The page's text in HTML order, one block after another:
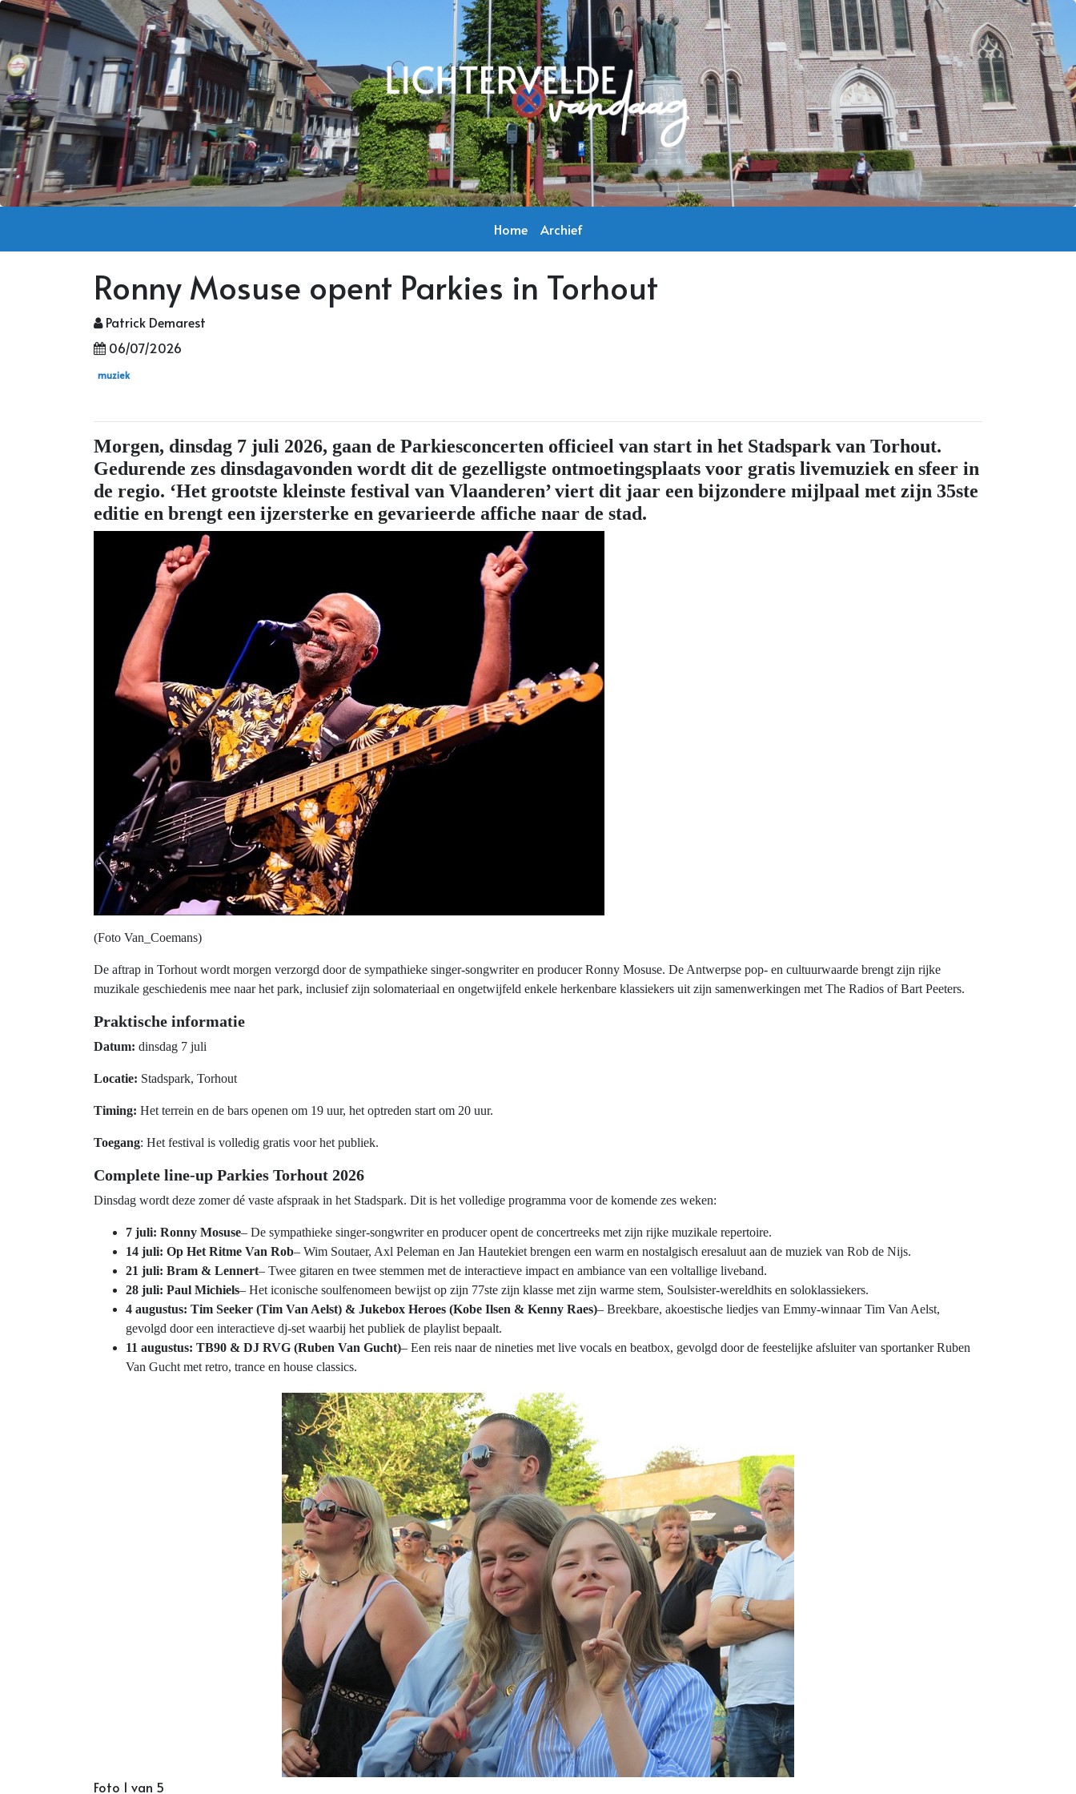
Home Archief
Ronny Mosuse opent Parkies in Torhout
Patrick Demarest
06/07/2026
muziek
Morgen, dinsdag 7 juli 2026, gaan de Parkiesconcerten officieel van start in het Stadspark van Torhout.
Gedurende zes dinsdagavonden wordt dit de gezelligste ontmoetingsplaats voor gratis livemuziek en sfeer in
de regio. ‘Het grootste kleinste festival van Vlaanderen’ viert dit jaar een bijzondere mijlpaal met zijn 35ste
editie en brengt een ijzersterke en gevarieerde affiche naar de stad.
(Foto Van_Coemans)
De aftrap in Torhout wordt morgen verzorgd door de sympathieke singer-songwriter en producer Ronny Mosuse. De Antwerpse pop- en cultuurwaarde brengt zijn rijke
muzikale geschiedenis mee naar het park, inclusief zijn solomateriaal en ongetwijfeld enkele herkenbare klassiekers uit zijn samenwerkingen met The Radios of Bart Peeters.
Praktische informatie
Datum: dinsdag 7 juli
Locatie: Stadspark, Torhout
Timing: Het terrein en de bars openen om 19 uur, het optreden start om 20 uur.
Toegang: Het festival is volledig gratis voor het publiek.
Complete line-up Parkies Torhout 2026
Dinsdag wordt deze zomer dé vaste afspraak in het Stadspark. Dit is het volledige programma voor de komende zes weken:
7 juli: Ronny Mosuse– De sympathieke singer-songwriter en producer opent de concertreeks met zijn rijke muzikale repertoire.
14 juli: Op Het Ritme Van Rob– Wim Soutaer, Axl Peleman en Jan Hautekiet brengen een warm en nostalgisch eresaluut aan de muziek van Rob de Nijs.
21 juli: Bram & Lennert– Twee gitaren en twee stemmen met de interactieve impact en ambiance van een voltallige liveband.
28 juli: Paul Michiels– Het iconische soulfenomeen bewijst op zijn 77ste zijn klasse met zijn warme stem, Soulsister-wereldhits en soloklassiekers.
4 augustus: Tim Seeker (Tim Van Aelst) & Jukebox Heroes (Kobe Ilsen & Kenny Raes)– Breekbare, akoestische liedjes van Emmy-winnaar Tim Van Aelst,
gevolgd door een interactieve dj-set waarbij het publiek de playlist bepaalt.
11 augustus: TB90 & DJ RVG (Ruben Van Gucht)– Een reis naar de nineties met live vocals en beatbox, gevolgd door de feestelijke afsluiter van sportanker Ruben
Van Gucht met retro, trance en house classics.
Foto 1 van 5